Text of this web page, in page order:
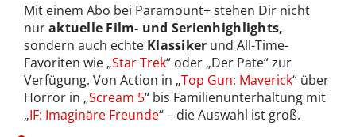
Mit einem Abo bei Paramount+ stehen Dir nicht
nuraktuelle Film- und Serienhighlights,
sondern auch echte Klassiker und All-Time-
Favoriten wie „Star Trek“ oder „Der Pate“ zur
Verfügung. Von Action in „Top Gun: Maverick“ über
Horror in „Scream 5“ bis Familienunterhaltung mit
„IF: Imaginäre Freunde“ – die Auswahl ist groß.